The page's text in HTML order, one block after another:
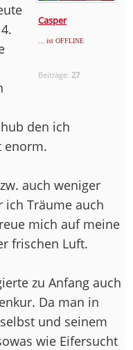
Casper
... ist OFFLINE
Beiträge: 27
den ich
enorm.
auch weniger
ich Träume auch
mich auf meine
frischen Luft.
zu Anfang auch
Da man in
und seinem
wie Eifersucht